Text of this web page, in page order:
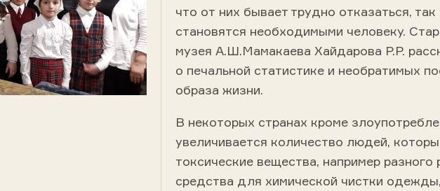
что от них бывает трудно отказаться,
становятся необходимыми человеку.
музея А.Ш.Мамакаева Хайдарова Р.Р.
о печальной статистике и необратимых
образа жизни.
В некоторых странах кроме
увеличивается количество людей,
токсические вещества, например разного
средства для химической чистки